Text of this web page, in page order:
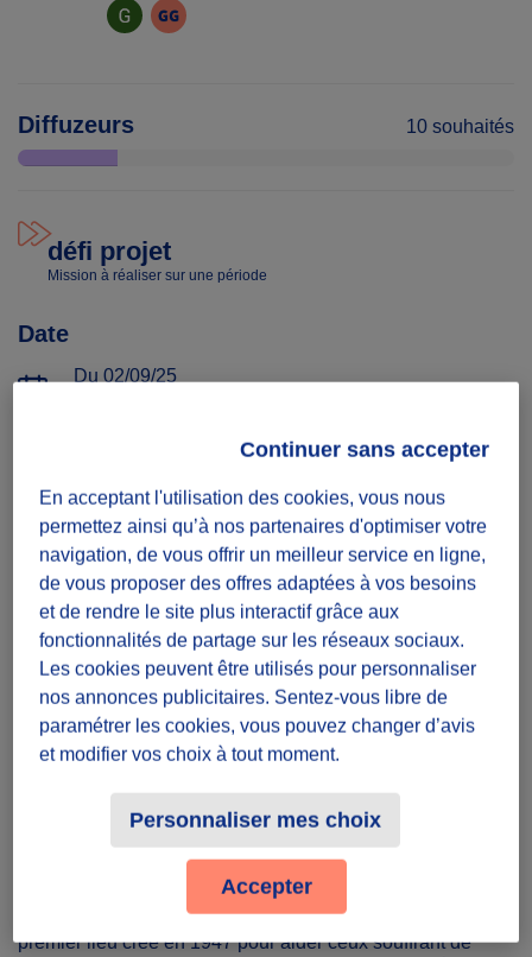
Diffuzeurs 10 souhaités
défi projet
Mission à réaliser sur une période
Date
Du 02/09/25
A définir avec les participants
Toute la semaine et le week-end
Lieu
Dans toute la France
Partager le défi
WANA, "We Are Not Alone", s'inspire de l'histoire du
premier lieu créé en 1947 pour aider ceux souffrant de
En acceptant l'utilisation des cookies, vous nous
permettez ainsi qu’à nos partenaires d'optimiser votre
navigation, de vous offrir un meilleur service en ligne,
de vous proposer des offres adaptées à vos besoins
et de rendre le site plus interactif grâce aux
fonctionnalités de partage sur les réseaux sociaux.
Les cookies peuvent être utilisés pour personnaliser
nos annonces publicitaires. Sentez-vous libre de
paramétrer les cookies, vous pouvez changer d’avis
et modifier vos choix à tout moment.
Personnaliser mes choix
Continuer sans accepter
Accepter